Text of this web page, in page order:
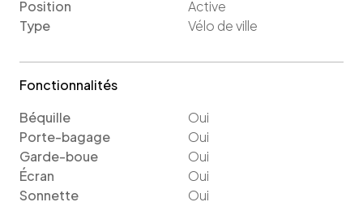
Position
Active
Type
Vélo de ville
Fonctionnalités
Béquille
Oui
Porte-bagage
Oui
Garde-boue
Oui
Écran
Oui
Sonnette
Oui